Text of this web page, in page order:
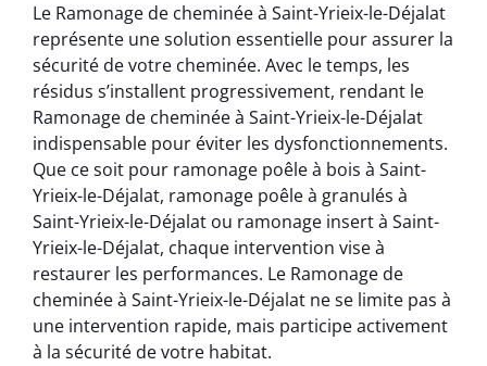
Le Ramonage de cheminée à Saint-Yrieix-le-Déjalat
représente une solution essentielle pour assurer la
sécurité de votre cheminée. Avec le temps, les
résidus s’installent progressivement, rendant le
Ramonage de cheminée à Saint-Yrieix-le-Déjalat
indispensable pour éviter les dysfonctionnements.
Que ce soit pour ramonage poêle à bois à Saint-
Yrieix-le-Déjalat, ramonage poêle à granulés à
Saint-Yrieix-le-Déjalat ou ramonage insert à Saint-
Yrieix-le-Déjalat, chaque intervention vise à
restaurer les performances. Le Ramonage de
cheminée à Saint-Yrieix-le-Déjalat ne se limite pas à
une intervention rapide, mais participe activement
à la sécurité de votre habitat.